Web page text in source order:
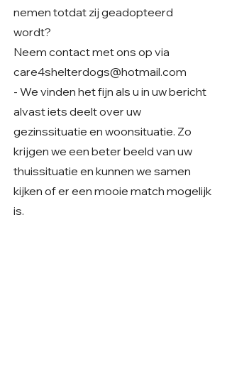
nemen totdat zij geadopteerd
wordt?
Neem contact met ons op via
care4shelterdogs@hotmail.com
- We vinden het fijn als u in uw bericht
alvast iets deelt over uw
gezinssituatie en woonsituatie. Zo
krijgen we een beter beeld van uw
thuissituatie en kunnen we samen
kijken of er een mooie match mogelijk
is.